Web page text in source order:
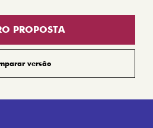
PROPOSTA
versão